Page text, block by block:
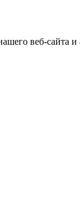
веб-сайта и